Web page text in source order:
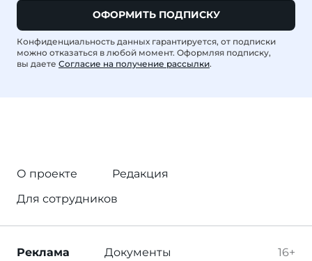
ОФОРМИТЬ ПОДПИСКУ
Конфиденциальность данных гарантируется, от подписки
можно отказаться в любой момент. Оформляя подписку,
вы даете Согласие на получение рассылки.
О проекте
Редакция
Для сотрудников
16+
Реклама Документы